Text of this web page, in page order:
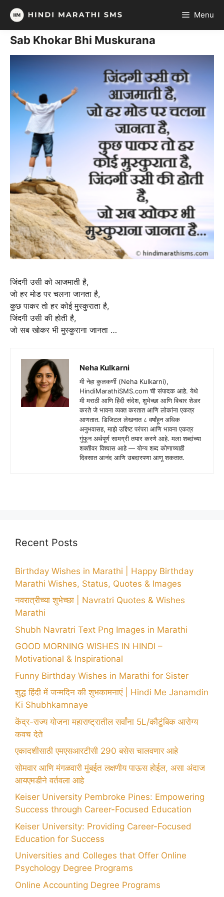
Skip
content
Menu
Sab Khokar Bhi Muskurana
जिंदगी उसी को आजमाती है,
जो हर मोड पर चलना जानता है,
कुछ पाकर तो हर कोई मुस्कुराता है,
जिंदगी उसी की होती है,
जो सब खोकर भी मुस्कुराना जानता …
Neha Kulkarni
मी नेहा कुलकर्णी (Neha Kulkarni),
HindiMarathiSMS.com ची संपादक आहे. येथे
मी मराठी आणि हिंदी संदेश, शुभेच्छा आणि विचार शेअर
करते जे भावना व्यक्त करतात आणि लोकांना एकत्र
आणतात. डिजिटल लेखनात ८ वर्षांहून अधिक
अनुभवासह, माझे उद्दिष्ट परंपरा आणि भावना एकत्र
गुंफून अर्थपूर्ण सामग्री तयार करणे आहे. मला शब्दांच्या
शक्तीवर विश्वास आहे — योग्य शब्द कोणाच्याही
दिवसात आनंद आणि उबदारपणा आणू शकतात.
Recent Posts
Birthday Wishes in Marathi | Happy Birthday
Marathi Wishes, Status, Quotes & Images
नवरात्रीच्या शुभेच्छा | Navratri Quotes & Wishes
Marathi
Shubh Navratri Text Png Images in Marathi
GOOD MORNING WISHES IN HINDI –
Motivational & Inspirational
Funny Birthday Wishes in Marathi for Sister
शुद्ध हिंदी में जन्मदिन की शुभकामनाएं | Hindi Me Janamdin
Ki Shubhkamnaye
केंद्र-राज्य योजना महाराष्ट्रातील सर्वांना 5L/कौटुंबिक आरोग्य
कवच देते
एकादशीसाठी एमएसआरटीसी 290 बसेस चालवणार आहे
सोमवार आणि मंगळवारी मुंबईत लक्षणीय पाऊस होईल, असा अंदाज
आयएमडीने वर्तवला आहे
Keiser University Pembroke Pines: Empowering
Success through Career-Focused Education
Keiser University: Providing Career-Focused
Education for Success
Universities and Colleges that Offer Online
Psychology Degree Programs
Online Accounting Degree Programs